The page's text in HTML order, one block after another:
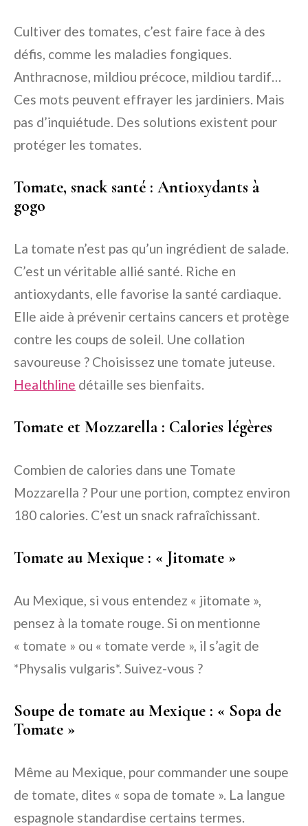
Cultiver des tomates, c’est faire face à des
défis, comme les maladies fongiques.
Anthracnose, mildiou précoce, mildiou tardif…
Ces mots peuvent effrayer les jardiniers. Mais
pas d’inquiétude. Des solutions existent pour
protéger les tomates.
Tomate, snack santé : Antioxydants à
gogo
La tomate n’est pas qu’un ingrédient de salade.
C’est un véritable allié santé. Riche en
antioxydants, elle favorise la santé cardiaque.
Elle aide à prévenir certains cancers et protège
contre les coups de soleil. Une collation
savoureuse ? Choisissez une tomate juteuse.
Healthline détaille ses bienfaits.
Tomate et Mozzarella : Calories légères
Combien de calories dans une Tomate
Mozzarella ? Pour une portion, comptez environ
180 calories. C’est un snack rafraîchissant.
Tomate au Mexique : « Jitomate »
Au Mexique, si vous entendez « jitomate »,
pensez à la tomate rouge. Si on mentionne
« tomate » ou « tomate verde », il s’agit de
*Physalis vulgaris*. Suivez-vous ?
Soupe de tomate au Mexique : « Sopa de
Tomate »
Même au Mexique, pour commander une soupe
de tomate, dites « sopa de tomate ». La langue
espagnole standardise certains termes.